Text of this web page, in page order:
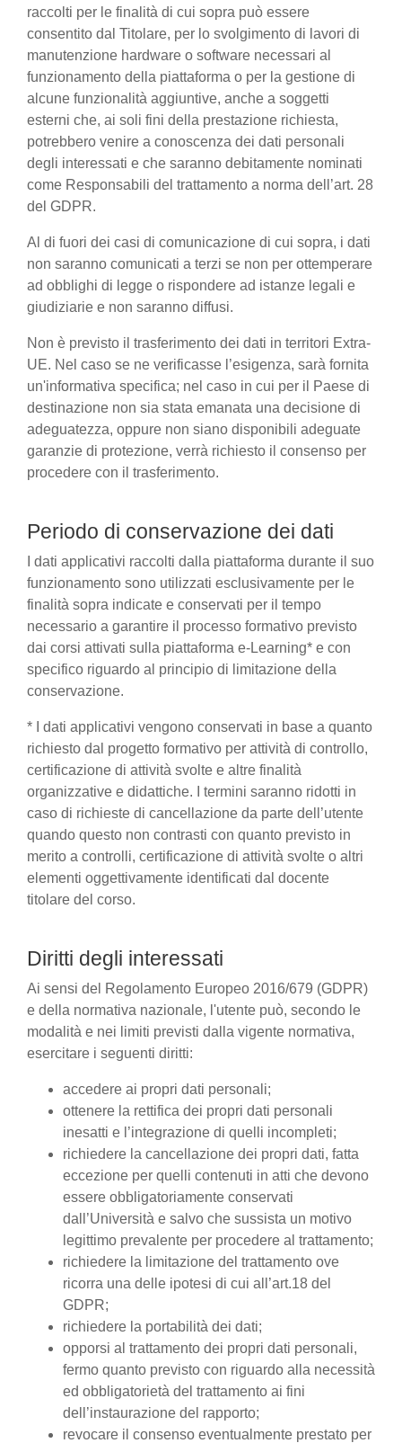
raccolti per le finalità di cui sopra può essere
consentito dal Titolare, per lo svolgimento di lavori di
manutenzione hardware o software necessari al
funzionamento della piattaforma o per la gestione di
alcune funzionalità aggiuntive, anche a soggetti
esterni che, ai soli fini della prestazione richiesta,
potrebbero venire a conoscenza dei dati personali
degli interessati e che saranno debitamente nominati
come Responsabili del trattamento a norma dell’art. 28
del GDPR.
Al di fuori dei casi di comunicazione di cui sopra, i dati
non saranno comunicati a terzi se non per ottemperare
ad obblighi di legge o rispondere ad istanze legali e
giudiziarie e non saranno diffusi.
Non è previsto il trasferimento dei dati in territori Extra-
UE. Nel caso se ne verificasse l’esigenza, sarà fornita
un'informativa specifica; nel caso in cui per il Paese di
destinazione non sia stata emanata una decisione di
adeguatezza, oppure non siano disponibili adeguate
garanzie di protezione, verrà richiesto il consenso per
procedere con il trasferimento.
Periodo di conservazione dei dati
I dati applicativi raccolti dalla piattaforma durante il suo
funzionamento sono utilizzati esclusivamente per le
finalità sopra indicate e conservati per il tempo
necessario a garantire il processo formativo previsto
dai corsi attivati sulla piattaforma e-Learning* e con
specifico riguardo al principio di limitazione della
conservazione.
* I dati applicativi vengono conservati in base a quanto
richiesto dal progetto formativo per attività di controllo,
certificazione di attività svolte e altre finalità
organizzative e didattiche. I termini saranno ridotti in
caso di richieste di cancellazione da parte dell’utente
quando questo non contrasti con quanto previsto in
merito a controlli, certificazione di attività svolte o altri
elementi oggettivamente identificati dal docente
titolare del corso.
Diritti degli interessati
Ai sensi del Regolamento Europeo 2016/679 (GDPR)
e della normativa nazionale, l'utente può, secondo le
modalità e nei limiti previsti dalla vigente normativa,
esercitare i seguenti diritti:
accedere ai propri dati personali;
ottenere la rettifica dei propri dati personali
inesatti e l’integrazione di quelli incompleti;
richiedere la cancellazione dei propri dati, fatta
eccezione per quelli contenuti in atti che devono
essere obbligatoriamente conservati
dall’Università e salvo che sussista un motivo
legittimo prevalente per procedere al trattamento;
richiedere la limitazione del trattamento ove
ricorra una delle ipotesi di cui all’art.18 del
GDPR;
richiedere la portabilità dei dati;
opporsi al trattamento dei propri dati personali,
fermo quanto previsto con riguardo alla necessità
ed obbligatorietà del trattamento ai fini
dell’instaurazione del rapporto;
revocare il consenso eventualmente prestato per